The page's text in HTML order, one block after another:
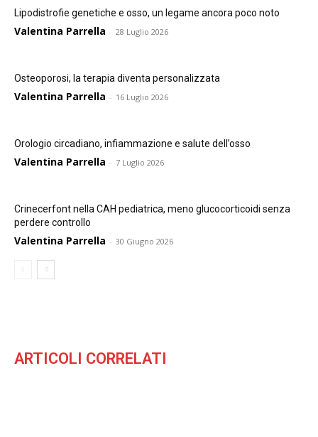
Lipodistrofie genetiche e osso, un legame ancora poco noto
Valentina Parrella - 28 Luglio 2026
Osteoporosi, la terapia diventa personalizzata
Valentina Parrella - 16 Luglio 2026
Orologio circadiano, infiammazione e salute dell’osso
Valentina Parrella - 7 Luglio 2026
Crinecerfont nella CAH pediatrica, meno glucocorticoidi senza
perdere controllo
Valentina Parrella - 30 Giugno 2026
ARTICOLI CORRELATI